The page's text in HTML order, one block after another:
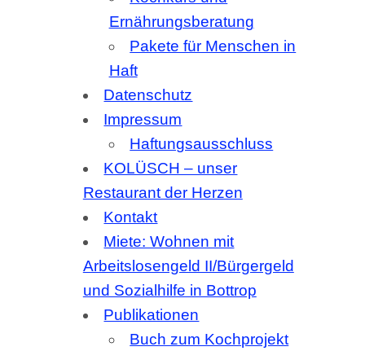
Impressum
Haftungsausschluss
KOLÜSCH – unser
Restaurant der Herzen
Kontakt
Miete: Wohnen mit
Arbeitslosengeld II/Bürgergeld
und Sozialhilfe in Bottrop
Publikationen
Buch zum Kochprojekt
von der Straße“
Lebensbilder von der
Straße – Kurzportraits
Bernhard
Birgit